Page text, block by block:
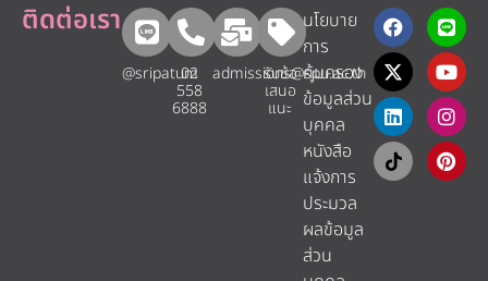
ติดต่อเรา
@sripatum
02
558
6888
admissions@spu.ac.th
รับข้อ
เสนอ
แนะ​
นโยบาย
การ
คุ้มครอง
ข้อมูลส่วน
บุคคล
หนังสือ
แจ้งการ
ประมวล
ผลข้อมูล
ส่วน